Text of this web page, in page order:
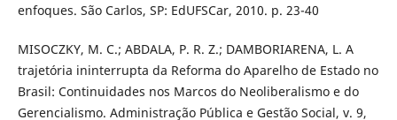
enfoques. São Carlos, SP: EdUFSCar, 2010. p. 23-40
MISOCZKY, M. C.; ABDALA, P. R. Z.; DAMBORIARENA, L. A
trajetória ininterrupta da Reforma do Aparelho de Estado no
Brasil: Continuidades nos Marcos do Neoliberalismo e do
Gerencialismo. Administração Pública e Gestão Social, v. 9,